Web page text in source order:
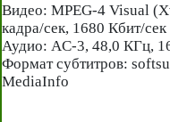
Видео: MPEG-4 Visual
кадра/сек, 1680 Кбит/сек
Аудио: AC-3, 48,0 КГц,
Формат субтитров:
MediaInfo